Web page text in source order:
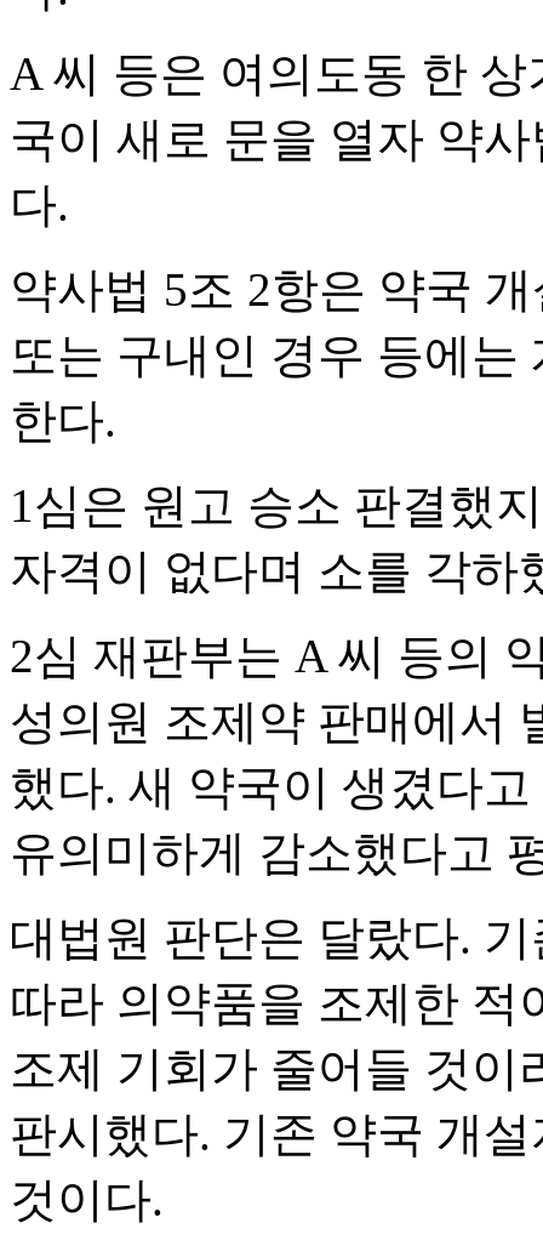
A 씨 등은 여의도동 한
국이 새로 문을 열자 약
다.
약사법 5조 2항은 약국
또는 구내인 경우 등에는
한다.
1심은 원고 승소 판결했
자격이 없다며 소를 각하
2심 재판부는 A 씨 등의
성의원 조제약 판매에서
했다. 새 약국이 생겼다
유의미하게 감소했다고
대법원 판단은 달랐다.
따라 의약품을 조제한 적
조제 기회가 줄어들 것이
판시했다. 기존 약국 개
것이다.